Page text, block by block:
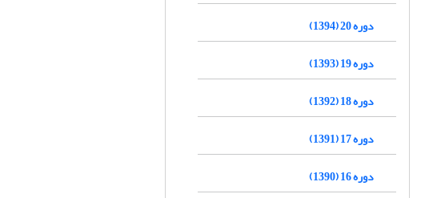
دوره 20 (1394)
دوره 19 (1393)
دوره 18 (1392)
دوره 17 (1391)
دوره 16 (1390)